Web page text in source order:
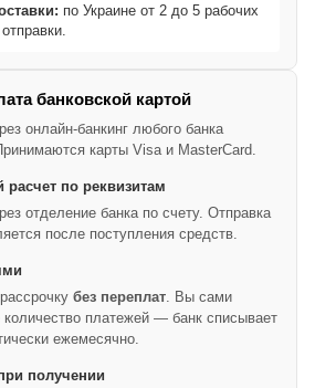
по Украине от 2 до 5 рабочих
банковской картой
онлайн-банкинг любого банка
карты Visa и MasterCard.
по реквизитам
отделение банка по счету. Отправка
после поступления средств.
без переплат . Вы сами
количество платежей — банк списывает
ежемесячно.
получении